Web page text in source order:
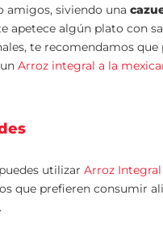
amigos, siviendo una
apetece algún plato con
te recomendamos que
Arroz integral a la
utilizar Arroz
que prefieren consumir